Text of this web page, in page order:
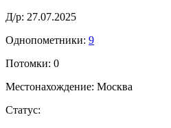
Д/р: 27.07.2025
Однопометники: 9
Потомки: 0
Местонахождение: Москва
Статус: